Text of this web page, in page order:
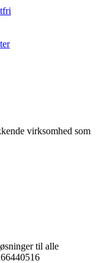
virksomhed som
til alle